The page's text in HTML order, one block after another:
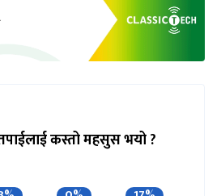
कस्तो महसुस भयो ?